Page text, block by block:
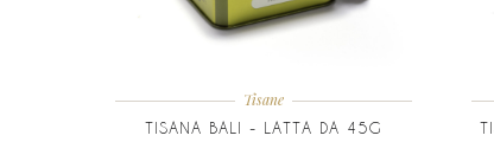
Tisane
TISANA BALI - LATTA DA 45G